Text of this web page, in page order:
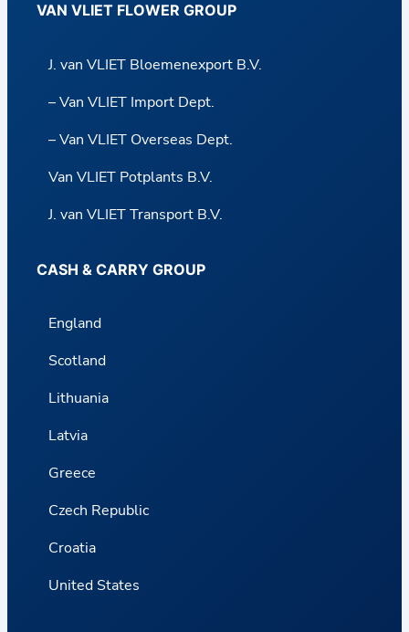
VAN VLIET FLOWER GROUP
J. van VLIET Bloemenexport B.V.
– Van VLIET Import Dept.
– Van VLIET Overseas Dept.
Van VLIET Potplants B.V.
J. van VLIET Transport B.V.
CASH & CARRY GROUP
England
Scotland
Lithuania
Latvia
Greece
Czech Republic
Croatia
United States